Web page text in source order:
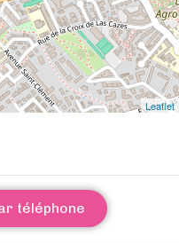
Leaflet
téléphone